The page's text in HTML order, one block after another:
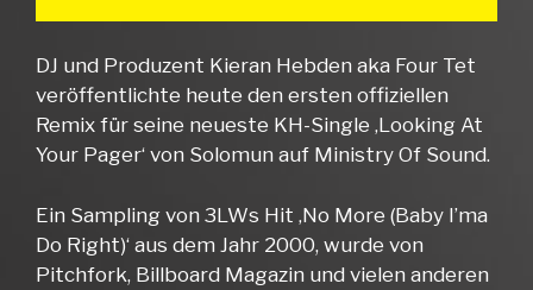
DJ und Produzent Kieran Hebden aka Four Tet
veröffentlichte heute den ersten offiziellen
Remix für seine neueste KH-Single ‚Looking At
Your Pager‘ von Solomun auf Ministry Of Sound.
Ein Sampling von 3LWs Hit ‚No More (Baby I’ma
Do Right)‘ aus dem Jahr 2000, wurde von
Pitchfork, Billboard Magazin und vielen anderen